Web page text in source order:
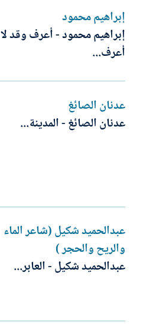
إبراهيم محمود
إبراهيم محمود - أعرف وقد لا
أعرف...
عدنان الصائغ
عدنان الصائغ - المدينة...
عبدالحميد شكيل (شاعر الماء
والريح والحجر )
عبدالحميد شكيل - العابر...